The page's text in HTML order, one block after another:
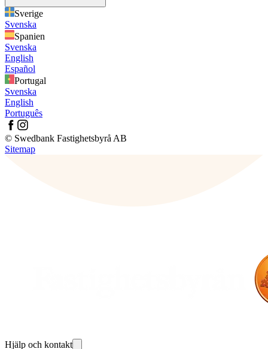
Sverige
Svenska
Spanien
Svenska
English
Español
Portugal
Svenska
English
Português
© Swedbank Fastighetsbyrå AB
Sitemap
Hjälp och kontakt